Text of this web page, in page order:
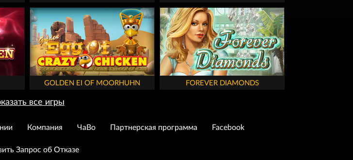
GOLDEN EI OF MOORHUHN FOREVER DIAMONDS
все игры
Компания ЧаВо Партнерская программа Facebook
Запрос об Отказе